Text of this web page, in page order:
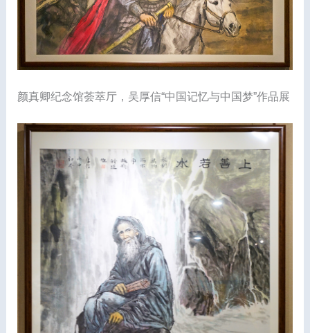
颜真卿纪念馆荟萃厅，吴厚信“中国记忆与中国梦”作品展